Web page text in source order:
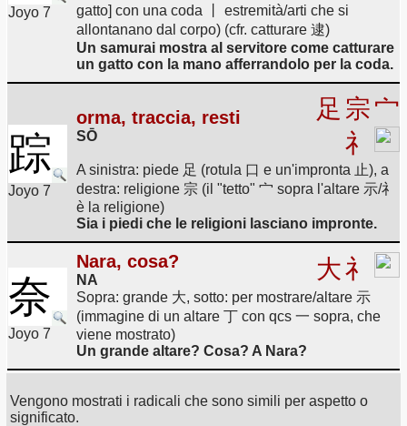
Joyo 7
gatto] con una coda 丨 estremità/arti che si
allontanano dal corpo) (cfr. catturare 逮)
Un samurai mostra al servitore come catturare
un gatto con la mano afferrandolo per la coda.
踪
Joyo 7
orma, traccia, resti
SŌ
足 宗宀
礻
A sinistra: piede 足 (rotula 口 e un'impronta 止), a
destra: religione 宗 (il "tetto" 宀 sopra l'altare 示/礻
è la religione)
Sia i piedi che le religioni lasciano impronte.
奈
Joyo 7
Nara, cosa?
NA 大礻
Sopra: grande 大, sotto: per mostrare/altare 示
(immagine di un altare 丁 con qcs 一 sopra, che
viene mostrato)
Un grande altare? Cosa? A Nara?
Vengono mostrati i radicali che sono simili per aspetto o
significato.